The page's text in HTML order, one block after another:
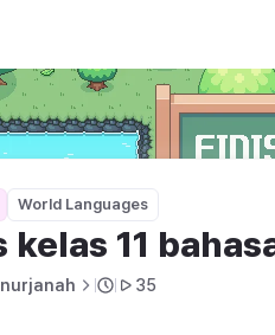
World Languages
kelas 11
35